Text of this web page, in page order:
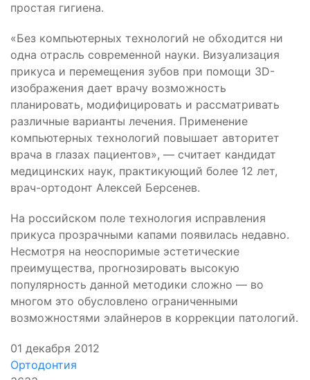
простая гигиена.
«Без компьютерных технологий не обходится ни
одна отрасль современной науки. Визуализация
прикуса и перемещения зубов при помощи 3D-
изображения дает врачу возможность
планировать, модифицировать и рассматривать
различные варианты лечения. Применение
компьютерных технологий повышает авторитет
врача в глазах пациентов», — считает кандидат
медицинских наук, практикующий более 12 лет,
врач-ортодонт Алексей Берсенев.
На российском поле технология исправления
прикуса прозрачными капами появилась недавно.
Несмотря на неоспоримые эстетические
преимущества, прогнозировать высокую
популярность данной методики сложно — во
многом это обусловлено ограниченными
возможностями элайнеров в коррекции патологий.
01 декабря 2012
Ортодонтия